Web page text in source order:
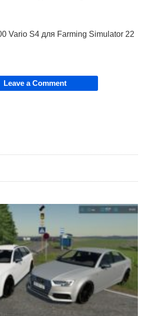
Vario S4 для Farming Simulator 22
Leave a Comment